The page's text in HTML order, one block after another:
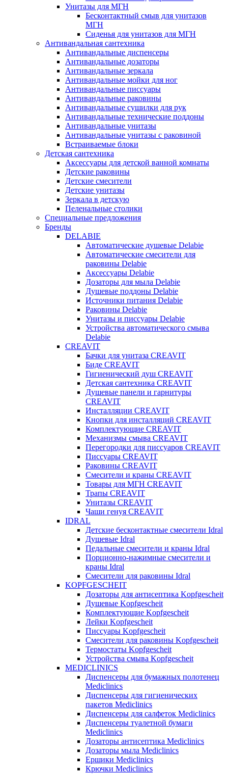
Унитазы для МГН
Бесконтактный смыв для унитазов
МГН
Сиденья для унитазов для МГН
Антивандальная сантехника
Антивандальные диспенсеры
Антивандальные дозаторы
Антивандальные зеркала
Антивандальные мойки для ног
Антивандальные писсуары
Антивандальные раковины
Антивандальные сушилки для рук
Антивандальные технические поддоны
Антивандальные унитазы
Антивандальные унитазы с раковиной
Встраиваемые блоки
Детская сантехника
Аксессуары для детской ванной комнаты
Детские раковины
Детские смесители
Детские унитазы
Зеркала в детскую
Пеленальные столики
Специальные предложения
Бренды
DELABIE
Автоматические душевые Delabie
Автоматические смесители для
раковины Delabie
Аксессуары Delabie
Дозаторы для мыла Delabie
Душевые поддоны Delabie
Источники питания Delabie
Раковины Delabie
Унитазы и писсуары Delabie
Устройства автоматического смыва
Delabie
CREAVIT
Бачки для унитаза CREAVIT
Биде CREAVIT
Гигиенический душ CREAVIT
Детская сантехника CREAVIT
Душевые панели и гарнитуры
CREAVIT
Инсталляции CREAVIT
Кнопки для инсталляций CREAVIT
Комплектующие CREAVIT
Механизмы смыва CREAVIT
Перегородки для писсуаров CREAVIT
Писсуары CREAVIT
Раковины CREAVIT
Смесители и краны CREAVIT
Товары для МГН CREAVIT
Трапы CREAVIT
Унитазы CREAVIT
Чаши генуя CREAVIT
IDRAL
Детские бесконтактные смесители Idral
Душевые Idral
Педальные смесители и краны Idral
Порционно-нажимные смесители и
краны Idral
Смеcители для раковины Idral
KOPFGESCHEIT
Дозаторы для антисептика Kopfgescheit
Душевые Kopfgescheit
Комплектующие Kopfgescheit
Лейки Kopfgescheit
Писсуары Kopfgescheit
Смесители для раковины Kopfgescheit
Термостаты Kopfgescheit
Устройства смыва Kopfgescheit
MEDICLINICS
Диспенсеры для бумажных полотенец
Mediclinics
Диспенсеры для гигиенических
пакетов Mediclinics
Диспенсеры для салфеток Mediclinics
Диспенсеры туалетной бумаги
Mediclinics
Дозаторы антисептика Mediclinics
Дозаторы мыла Mediclinics
Ершики Mediclinics
Крючки Mediclinics